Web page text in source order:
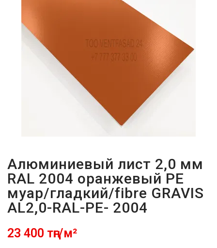
Алюминиевый лист 2,0 мм
RAL 2004 оранжевый PE
муар/гладкий/fibre GRAVIS
AL2,0-RAL-PE- 2004
23 400 тңг/м²